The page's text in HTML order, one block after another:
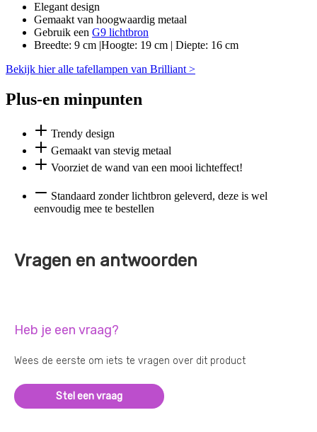
Elegant design
Gemaakt van hoogwaardig metaal
Gebruik een G9 lichtbron
Breedte: 9 cm |Hoogte: 19 cm | Diepte: 16 cm
Bekijk hier alle tafellampen van Brilliant >
Plus-en minpunten
Trendy design
Gemaakt van stevig metaal
Voorziet de wand van een mooi lichteffect!
Standaard zonder lichtbron geleverd, deze is wel
eenvoudig mee te bestellen
Vragen en antwoorden
Heb je een vraag?
Wees de eerste om iets te vragen over dit product
Stel een vraag